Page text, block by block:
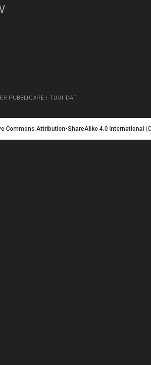
PUBBLICARE I TUOI DATI
Commons Attribution-ShareAlike 4.0 International